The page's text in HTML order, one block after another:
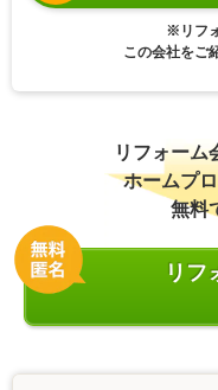
※リフ
この会社をご
リフォーム
ホームプ
無料
リフ